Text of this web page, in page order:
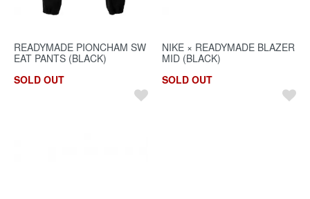
READYMADE PIONCHAM SW
EAT PANTS (BLACK)
SOLD OUT
NIKE × READYMADE BLAZER
MID (BLACK)
SOLD OUT